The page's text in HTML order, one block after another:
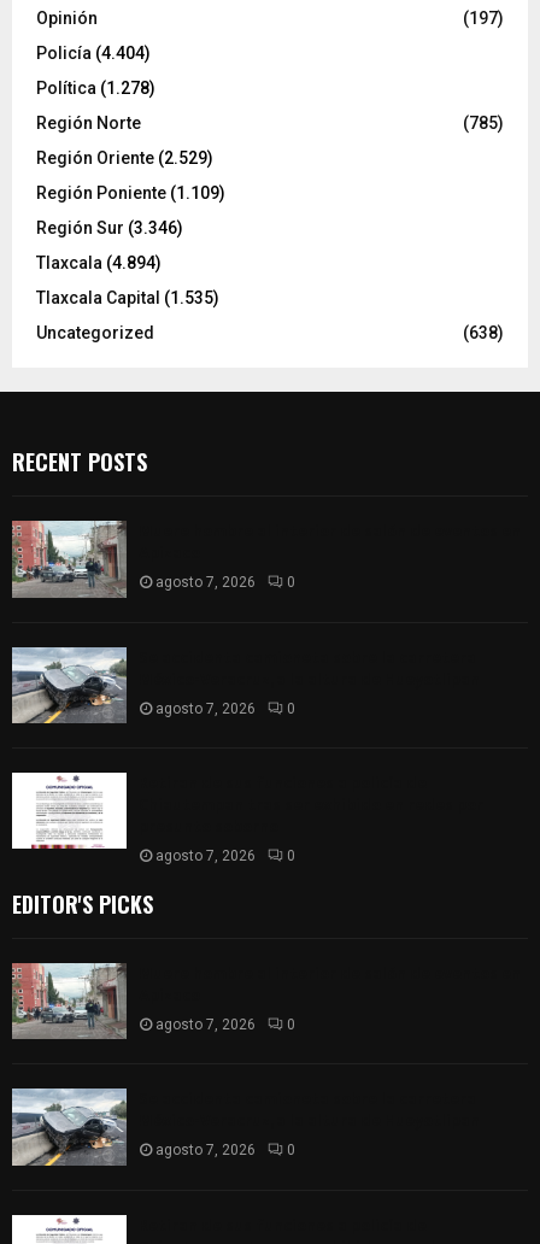
Opinión
(197)
Policía (4.404)
Política (1.278)
Región Norte
(785)
Región Oriente (2.529)
Región Poniente (1.109)
Región Sur (3.346)
Tlaxcala (4.894)
Tlaxcala Capital (1.535)
Uncategorized
(638)
RECENT POSTS
agosto 7, 2026 0
agosto 7, 2026 0
agosto 7, 2026 0
EDITOR'S PICKS
agosto 7, 2026 0
agosto 7, 2026 0